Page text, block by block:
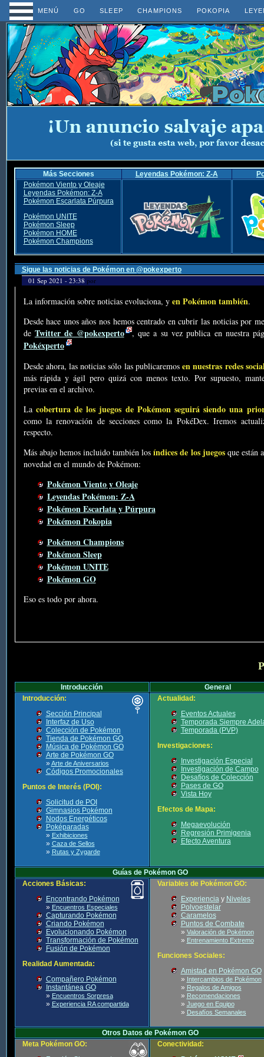
MENÚ GO SLEEP CHAMPIONS POKOPIA
Más Secciones Leyendas Pokémon: Z-A
Pokémon Viento y Oleaje
Leyendas Pokémon: Z-A
Pokémon Escarlata Púrpura
Pokémon UNITE
Pokémon Sleep
Pokémon HOME
Pokémon Champions
Sigue las noticias de Pokémon en @pokexperto
01 Sep 2021 - 23:38 por
La información sobre noticias evoluciona, y en Pokémon también.
Desde hace unos años nos hemos centrado en cubrir las noticias por
de Twitter de @pokexperto , que a su vez publica en nuestra
Pokéxperto
Desde ahora, las noticias sólo las publicaremosen nuestras redes
más rápida y ágil pero quizá con menos texto. Por supuesto,
previas en el archivo.
La cobertura de los juegos de Pokémon seguirá siendo una
como la renovación de secciones como la PokéDex. Iremos
respecto.
Más abajo hemos incluido también losíndices de los juegosque están
novedad en el mundo de Pokémon:
Pokémon Viento y Oleaje
Leyendas Pokémon: Z-A
Pokémon Escarlata y Púrpura
Pokémon Pokopia
Pokémon Champions
Pokémon Sleep
Pokémon UNITE
Pokémon GO
Eso es todo por ahora.
Introducción
General
Introducción:
Sección Principal
Interfaz de Uso
Colección de Pokémon
Tienda de Pokémon GO
Música de Pokémon GO
Arte de Pokémon GO
» Arte de Aniversarios
Códigos Promocionales
Puntos de Interés (POI):
Solicitud de POI
Gimnasios Pokémon
Nodos Energéticos
Poképaradas
» Exhibiciones
» Caza de Sellos
» Rutas y Zygarde
Actualidad:
Eventos Actuales
Temporada Siempre
Temporada (PVP)
Investigaciones:
Investigación Especial
Investigación de Campo
Desafíos de Colección
Pases de GO
Vista Hoy
Efectos de Mapa:
Megaevolución
Regresión Primigenia
Efecto Aventura
Guías de Pokémon GO
Acciones Básicas:
Encontrando Pokémon
» Encuentros Especiales
Capturando Pokémon
Criando Pokémon
Evolucionando Pokémon
Transformación de Pokémon
Fusión de Pokémon
Realidad Aumentada:
Compañero Pokémon
Instantánea GO
» Encuentros Sorpresa
» Experiencia RA compartida
Variables de Pokémon GO:
Experienciay Niveles
Polvoestelar
Caramelos
Puntos de Combate
» Valoración de Pokémon
» Entrenamiento Extremo
Funciones Sociales:
Amistad en Pokémon GO
» Intercambios de Pokémon
» Regalos de Amigos
» Recomendaciones
» Juego en Equipo
» Desafíos Semanales
Otros Datos de Pokémon GO
Meta Pokémon GO:
Conectividad: